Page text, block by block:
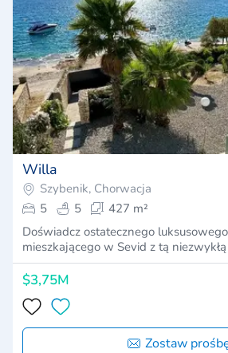
Willa
Szybenik, Chorwacja
5
5
427 m²
Doświadcz ostatecznego
mieszkającego w Sevid z tą
$3,75M
Zostaw